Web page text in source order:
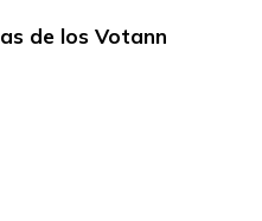
de los Votann